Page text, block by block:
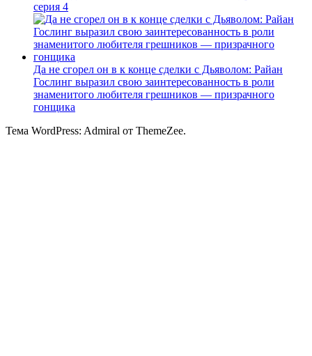
серия 4
Да не сгорел он в к конце сделки с Дьяволом: Райан
Гослинг выразил свою заинтересованность в роли
знаменитого любителя грешников — призрачного
гонщика
Тема WordPress: Admiral от ThemeZee.